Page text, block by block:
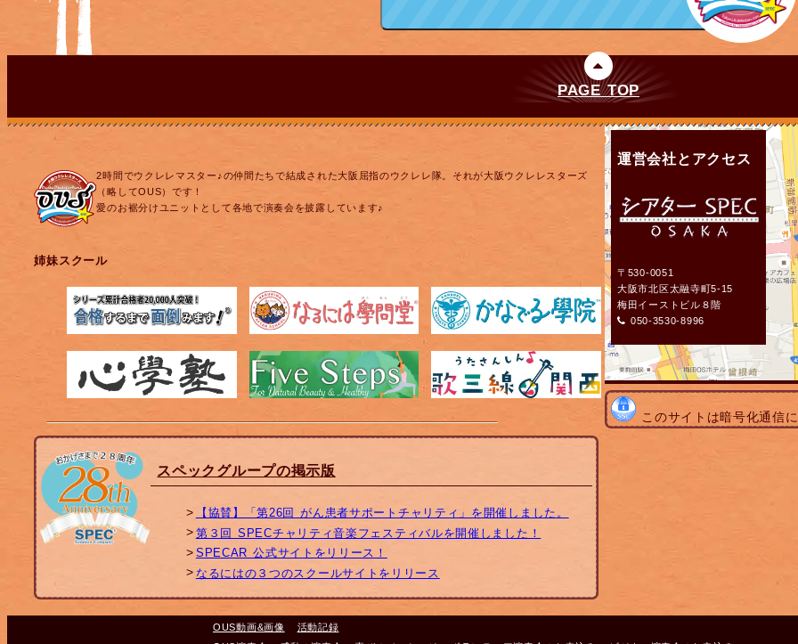
PAGE TOP
2時間でウクレレマスター♪の仲間たちで結成された大阪屈指のウクレレ隊。それが大阪ウクレレスターズ
（略してOUS）です！
愛のお裾分けユニットとして各地で演奏会を披露しています♪
姉妹スクール
スペックグループの掲示版
【協賛】「第26回 がん患者サポートチャリティ」を開催しました。
第３回 SPECチャリティ音楽フェスティバルを開催しました！
SPECAR 公式サイトをリリース！
なるにはの３つのスクールサイトをリリース
運営会社とアクセス
〒530-0051
大阪市北区太融寺町5-15
梅田イーストビル８階
050-3530-8996
このサイトは暗号化通信
OUS動画&画像
活動記録